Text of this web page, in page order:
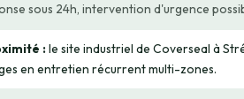
sous 24h, intervention d'urgence
:le site industriel de Coverseal à
en entretien récurrent multi-zones.